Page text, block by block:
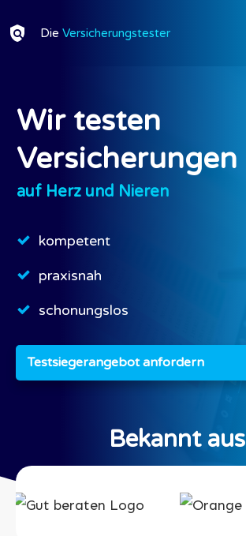
Die Versicherungstester
Wir testen
Versicherungen
auf Herz und Nieren
kompetent
praxisnah
schonungslos
Testsiegerangebot anfordern
Bekannt aus